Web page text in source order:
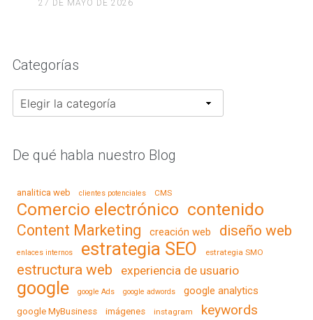
27 DE MAYO DE 2026
Categorías
Categorías
De qué habla nuestro Blog
analitica web clientes potenciales CMS
Comercio electrónico contenido
Content Marketing creación web diseño web
enlaces internos estrategia SEO estrategia SMO
estructura web experiencia de usuario
google google Ads google adwords google analytics
google MyBusiness imágenes instagram keywords